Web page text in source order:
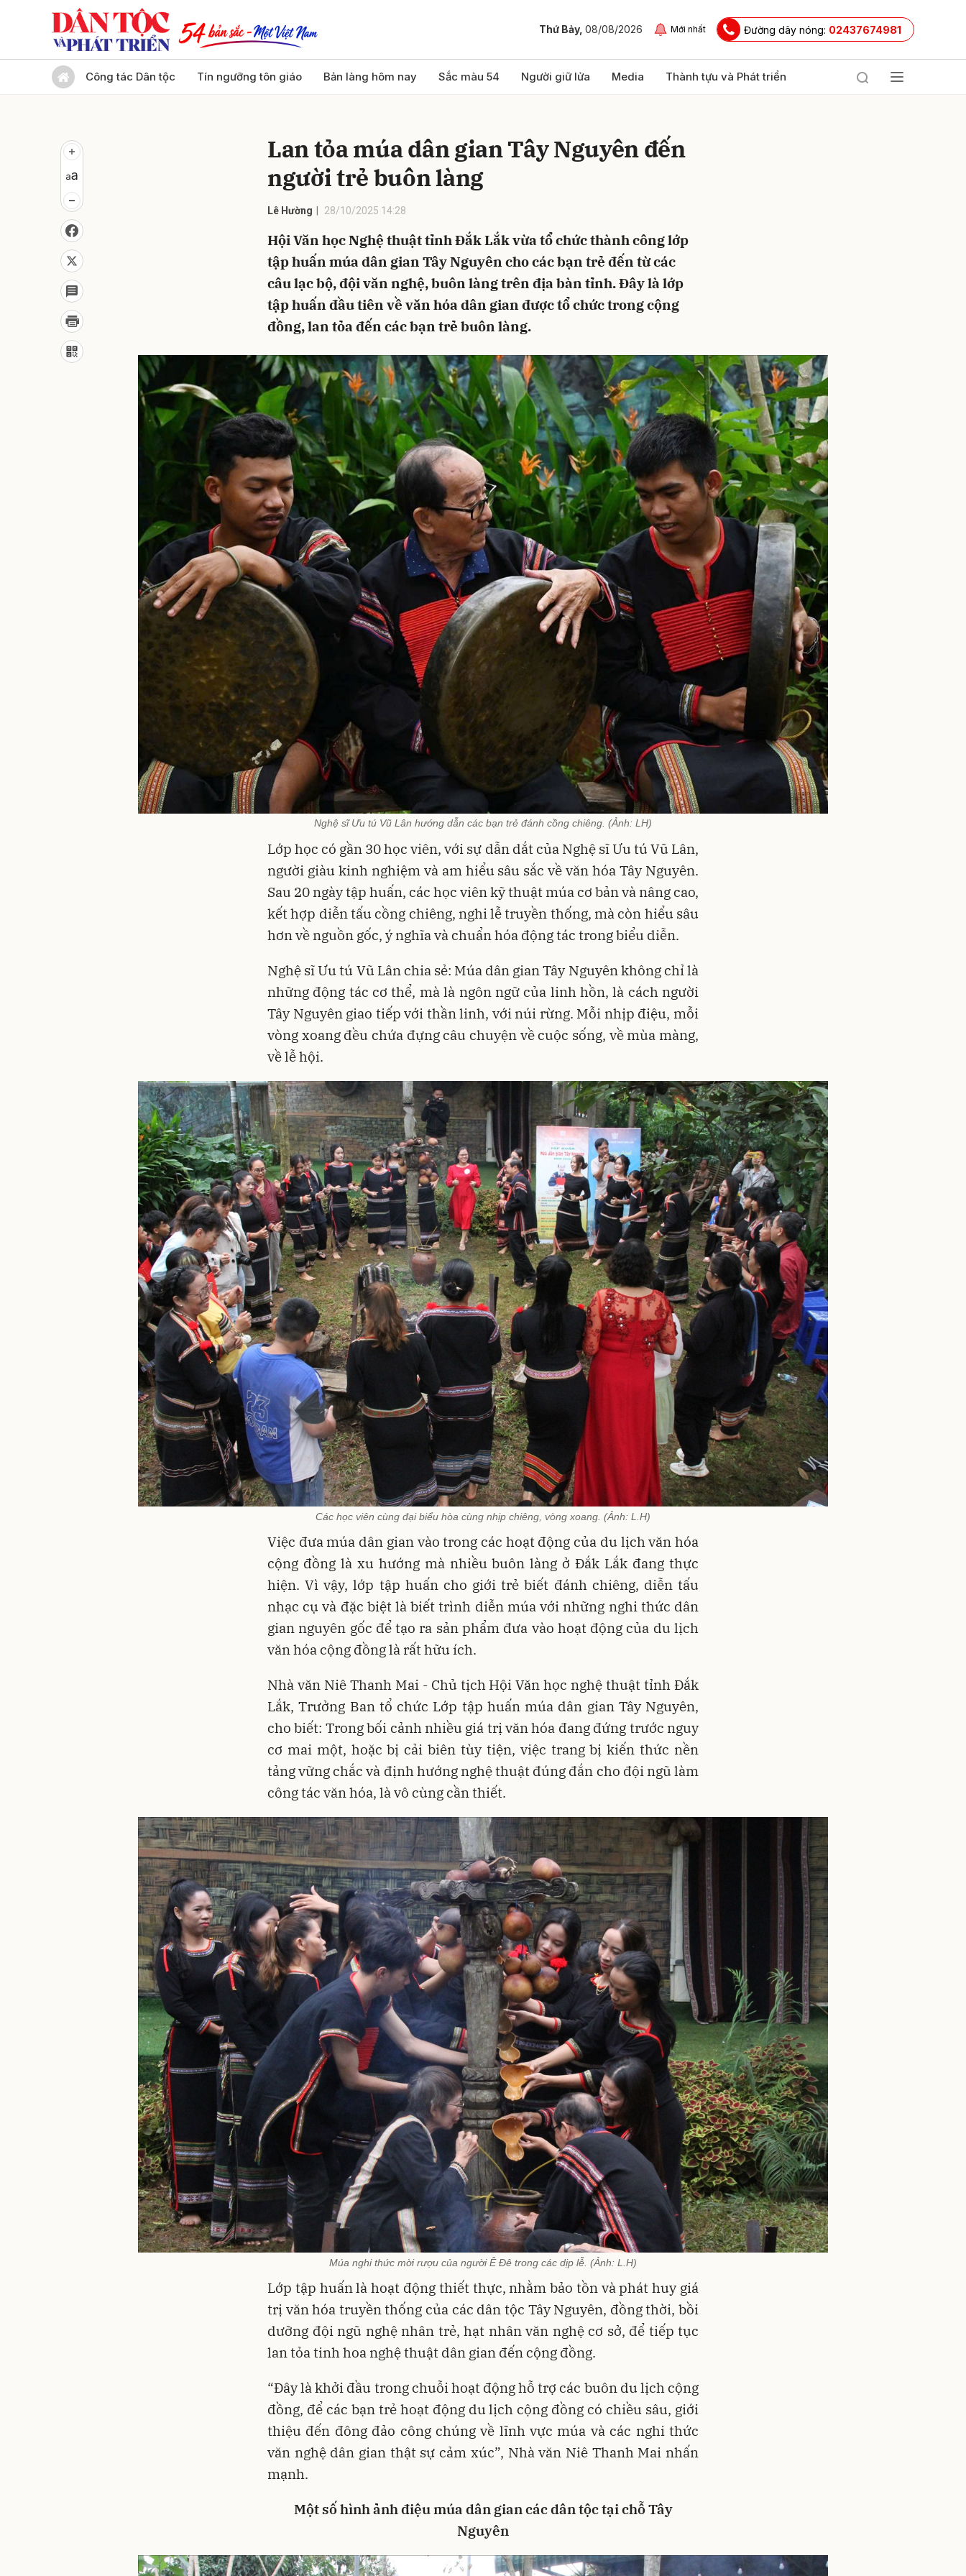
Thứ Bảy, 08/08/2026 Mới nhất Đường dây nóng: 02437674981
Công tác Dân tộc Tín ngưỡng tôn giáo Bản làng hôm nay Sắc màu 54 Người giữ lửa Media Thành tựu và Phát triển
Lan tỏa múa dân gian Tây Nguyên đến
người trẻ buôn làng
Lê Hường 28/10/2025 14:28
Hội Văn học Nghệ thuật tỉnh Đắk Lắk vừa tổ chức thành công lớp
tập huấn múa dân gian Tây Nguyên cho các bạn trẻ đến từ các
câu lạc bộ, đội văn nghệ, buôn làng trên địa bàn tỉnh. Đây là lớp
tập huấn đầu tiên về văn hóa dân gian được tổ chức trong cộng
đồng, lan tỏa đến các bạn trẻ buôn làng.
Nghệ sĩ Ưu tú Vũ Lân hướng dẫn các bạn trẻ đánh cồng chiêng. (Ảnh: LH)
Lớp học có gần 30 học viên, với sự dẫn dắt của Nghệ sĩ Ưu tú Vũ Lân,
người giàu kinh nghiệm và am hiểu sâu sắc về văn hóa Tây Nguyên.
Sau 20 ngày tập huấn, các học viên kỹ thuật múa cơ bản và nâng cao,
kết hợp diễn tấu cồng chiêng, nghi lễ truyền thống, mà còn hiểu sâu
hơn về nguồn gốc, ý nghĩa và chuẩn hóa động tác trong biểu diễn.
Nghệ sĩ Ưu tú Vũ Lân chia sẻ: Múa dân gian Tây Nguyên không chỉ là
những động tác cơ thể, mà là ngôn ngữ của linh hồn, là cách người
Tây Nguyên giao tiếp với thần linh, với núi rừng. Mỗi nhịp điệu, mỗi
vòng xoang đều chứa đựng câu chuyện về cuộc sống, về mùa màng,
về lễ hội.
Các học viên cùng đại biểu hòa cùng nhịp chiêng, vòng xoang. (Ảnh: L.H)
Việc đưa múa dân gian vào trong các hoạt động của du lịch văn hóa
cộng đồng là xu hướng mà nhiều buôn làng ở Đắk Lắk đang thực
hiện. Vì vậy, lớp tập huấn cho giới trẻ biết đánh chiêng, diễn tấu
nhạc cụ và đặc biệt là biết trình diễn múa với những nghi thức dân
gian nguyên gốc để tạo ra sản phẩm đưa vào hoạt động của du lịch
văn hóa cộng đồng là rất hữu ích.
Nhà văn Niê Thanh Mai - Chủ tịch Hội Văn học nghệ thuật tỉnh Đắk
Lắk, Trưởng Ban tổ chức Lớp tập huấn múa dân gian Tây Nguyên,
cho biết: Trong bối cảnh nhiều giá trị văn hóa đang đứng trước nguy
cơ mai một, hoặc bị cải biên tùy tiện, việc trang bị kiến thức nền
tảng vững chắc và định hướng nghệ thuật đúng đắn cho đội ngũ làm
công tác văn hóa, là vô cùng cần thiết.
Múa nghi thức mời rượu của người Ê Đê trong các dịp lễ. (Ảnh: L.H)
Lớp tập huấn là hoạt động thiết thực, nhằm bảo tồn và phát huy giá
trị văn hóa truyền thống của các dân tộc Tây Nguyên, đồng thời, bồi
dưỡng đội ngũ nghệ nhân trẻ, hạt nhân văn nghệ cơ sở, để tiếp tục
lan tỏa tinh hoa nghệ thuật dân gian đến cộng đồng.
“Đây là khởi đầu trong chuỗi hoạt động hỗ trợ các buôn du lịch cộng
đồng, để các bạn trẻ hoạt động du lịch cộng đồng có chiều sâu, giới
thiệu đến đông đảo công chúng về lĩnh vực múa và các nghi thức
văn nghệ dân gian thật sự cảm xúc”, Nhà văn Niê Thanh Mai nhấn
mạnh.
Một số hình ảnh điệu múa dân gian các dân tộc tại chỗ Tây
Nguyên
Gửi bình luận
Hủy Gửi